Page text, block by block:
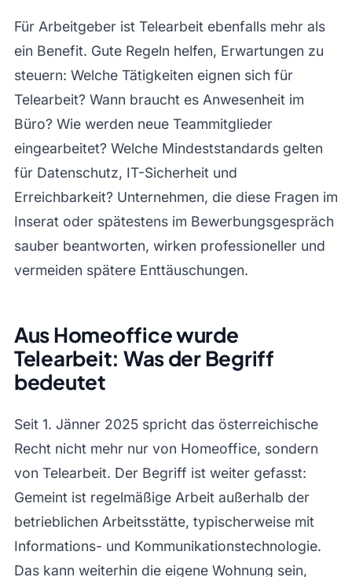
Für Arbeitgeber ist Telearbeit ebenfalls mehr als
ein Benefit. Gute Regeln helfen, Erwartungen zu
steuern: Welche Tätigkeiten eignen sich für
Telearbeit? Wann braucht es Anwesenheit im
Büro? Wie werden neue Teammitglieder
eingearbeitet? Welche Mindeststandards gelten
für Datenschutz, IT-Sicherheit und
Erreichbarkeit? Unternehmen, die diese Fragen im
Inserat oder spätestens im Bewerbungsgespräch
sauber beantworten, wirken professioneller und
vermeiden spätere Enttäuschungen.
Aus Homeoffice wurde
Telearbeit: Was der Begriff
bedeutet
Seit 1. Jänner 2025 spricht das österreichische
Recht nicht mehr nur von Homeoffice, sondern
von Telearbeit. Der Begriff ist weiter gefasst:
Gemeint ist regelmäßige Arbeit außerhalb der
betrieblichen Arbeitsstätte, typischerweise mit
Informations- und Kommunikationstechnologie.
Das kann weiterhin die eigene Wohnung sein,